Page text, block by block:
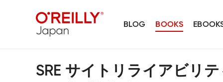
BLOG BOOKS
SRE サイトリライアビリ